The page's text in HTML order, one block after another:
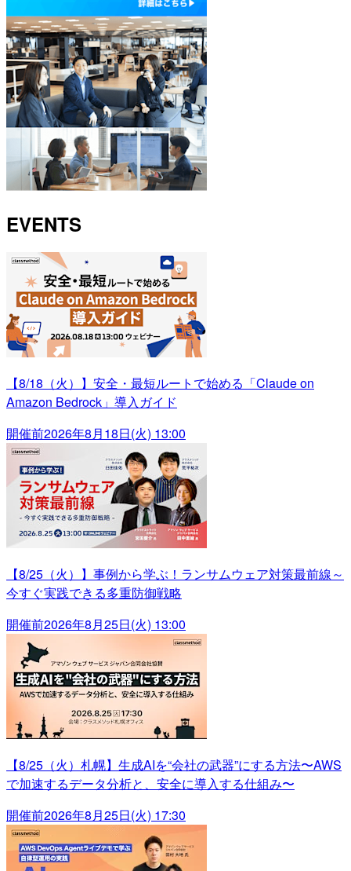
EVENTS
【8/18（火）】安全・最短ルートで始める「Claude on
Amazon Bedrock」導入ガイド
開催前2026年8月18日(火) 13:00
【8/25（火）】事例から学ぶ！ランサムウェア対策最前線～
今すぐ実践できる多重防御戦略
開催前2026年8月25日(火) 13:00
【8/25（火）札幌】生成AIを“会社の武器”にする方法〜AWS
で加速するデータ分析と、安全に導入する仕組み〜
開催前2026年8月25日(火) 17:30